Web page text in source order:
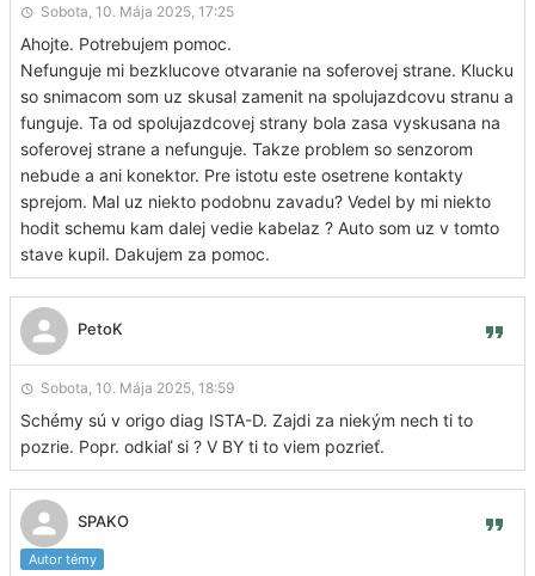
Sobota, 10. Mája 2025, 17:25
Ahojte. Potrebujem pomoc.
Nefunguje mi bezklucove otvaranie na soferovej strane. Klucku
so snimacom som uz skusal zamenit na spolujazdcovu stranu a
funguje. Ta od spolujazdcovej strany bola zasa vyskusana na
soferovej strane a nefunguje. Takze problem so senzorom
nebude a ani konektor. Pre istotu este osetrene kontakty
sprejom. Mal uz niekto podobnu zavadu? Vedel by mi niekto
hodit schemu kam dalej vedie kabelaz ? Auto som uz v tomto
stave kupil. Dakujem za pomoc.
PetoK
Sobota, 10. Mája 2025, 18:59
Schémy sú v origo diag ISTA-D. Zajdi za niekým nech ti to
pozrie. Popr. odkiaľ si ? V BY ti to viem pozrieť.
SPAKO
Autor témy